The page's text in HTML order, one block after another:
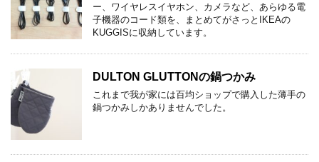
ー、ワイヤレスイヤホン、カメラなど、あらゆる電
子機器のコード類を、まとめてがさっとIKEAの
KUGGISに収納しています。
DULTON GLUTTONの鍋つかみ
これまで我が家には百均ショップで購入した薄手の
鍋つかみしかありませんでした。